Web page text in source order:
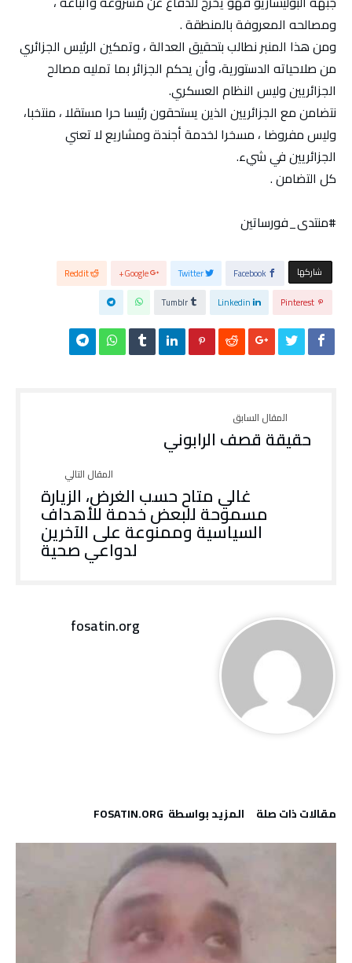
ومصالحه المعروفة بالمنطقة .
ومن هذا المنبر نطالب بتحقيق العدالة ، وتمكين الرئيس الجزائري
من صلاحياته الدستورية، وأن يحكم الجزائر بما تمليه مصالح
الجزائريين وليس النظام العسكري.
نتضامن مع الجزائريين الذين يستحقون رئيسا حرا مستقلا ، منتخبا،
وليس مفروضا ، مسخرا لخدمة أجندة ومشاريع لا تعني
الجزائريين في شيء.
كل التضامن .
#منتدى_فورساتين
‫‫ شاركها‬ Facebook
Twitter
Google+
Reddit
Pinterest
Linkedin
Tumblr
حقيقة قصف الرابوني
غالي متاح حسب الغرض، الزيارة
مسموحة للبعض خدمة للأهداف
السياسية وممنوعة على الآخرين
لدواعي صحية
fosatin.org
‫مقالات ذات صلة‬ ‫‫المزيد بواسطة‬ ‬ FOSATIN.ORG